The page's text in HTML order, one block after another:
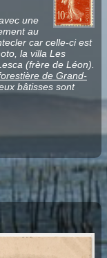
une
au
car celle-ci est
la villa Les
(frère de Léon).
de Grand-
bâtisses sont